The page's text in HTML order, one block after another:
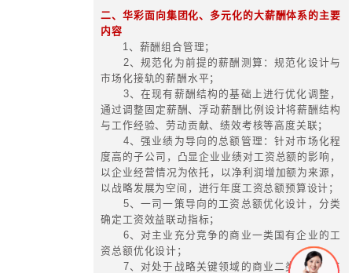
国资国企的考核和评价是各地国
常规工作，华彩创新推动以效率为导
评价制度改革，得到了国务院国资委
一、以效率为导向的国资经营评价制
“五项制度改革”是系统集成、互为
联动的高质量发展制度体系；而以效
资经营评价制度改革是其中一个枢纽
在国资国企改革中地位和作用：以效
资经营评价制度改革是国资国企改革